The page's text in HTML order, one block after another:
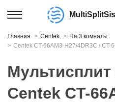
Главная Centek
На 3 комнаты
Centek CT-66AM3-H27/4DR3C / CT-
Centek CT-